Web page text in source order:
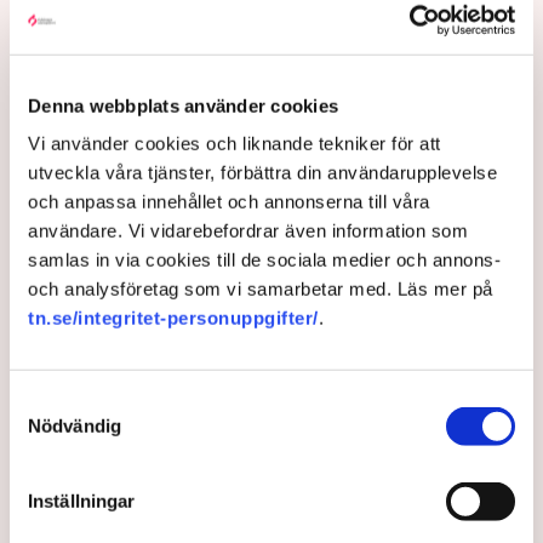
Denna webbplats använder cookies
Vi använder cookies och liknande tekniker för att
utveckla våra tjänster, förbättra din användarupplevelse
och anpassa innehållet och annonserna till våra
användare. Vi vidarebefordrar även information som
samlas in via cookies till de sociala medier och annons-
och analysföretag som vi samarbetar med. Läs mer på
tn.se/integritet-personuppgifter/.
Nödvändig
Inställningar
efter att aktivister har klättrat upp på
torvproducenten
Neovas maskiner, grävt igen diken och spridit
Aktivisterna klättrar upp på
maskiner – polisen kan inte
avvisa dem: ”Upptrappning
på helt ny nivå”
Näringsliv
AI-sammanfattning
sedan 28 juli.
Polisen kritiseras för bristande agerande vid
aktionerna.
Polisinspektör Anna-Lena Mann förklarar polisens
agerande på plats.